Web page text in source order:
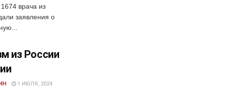
врача из
заявления о
из России
1 ИЮЛЯ, 2024